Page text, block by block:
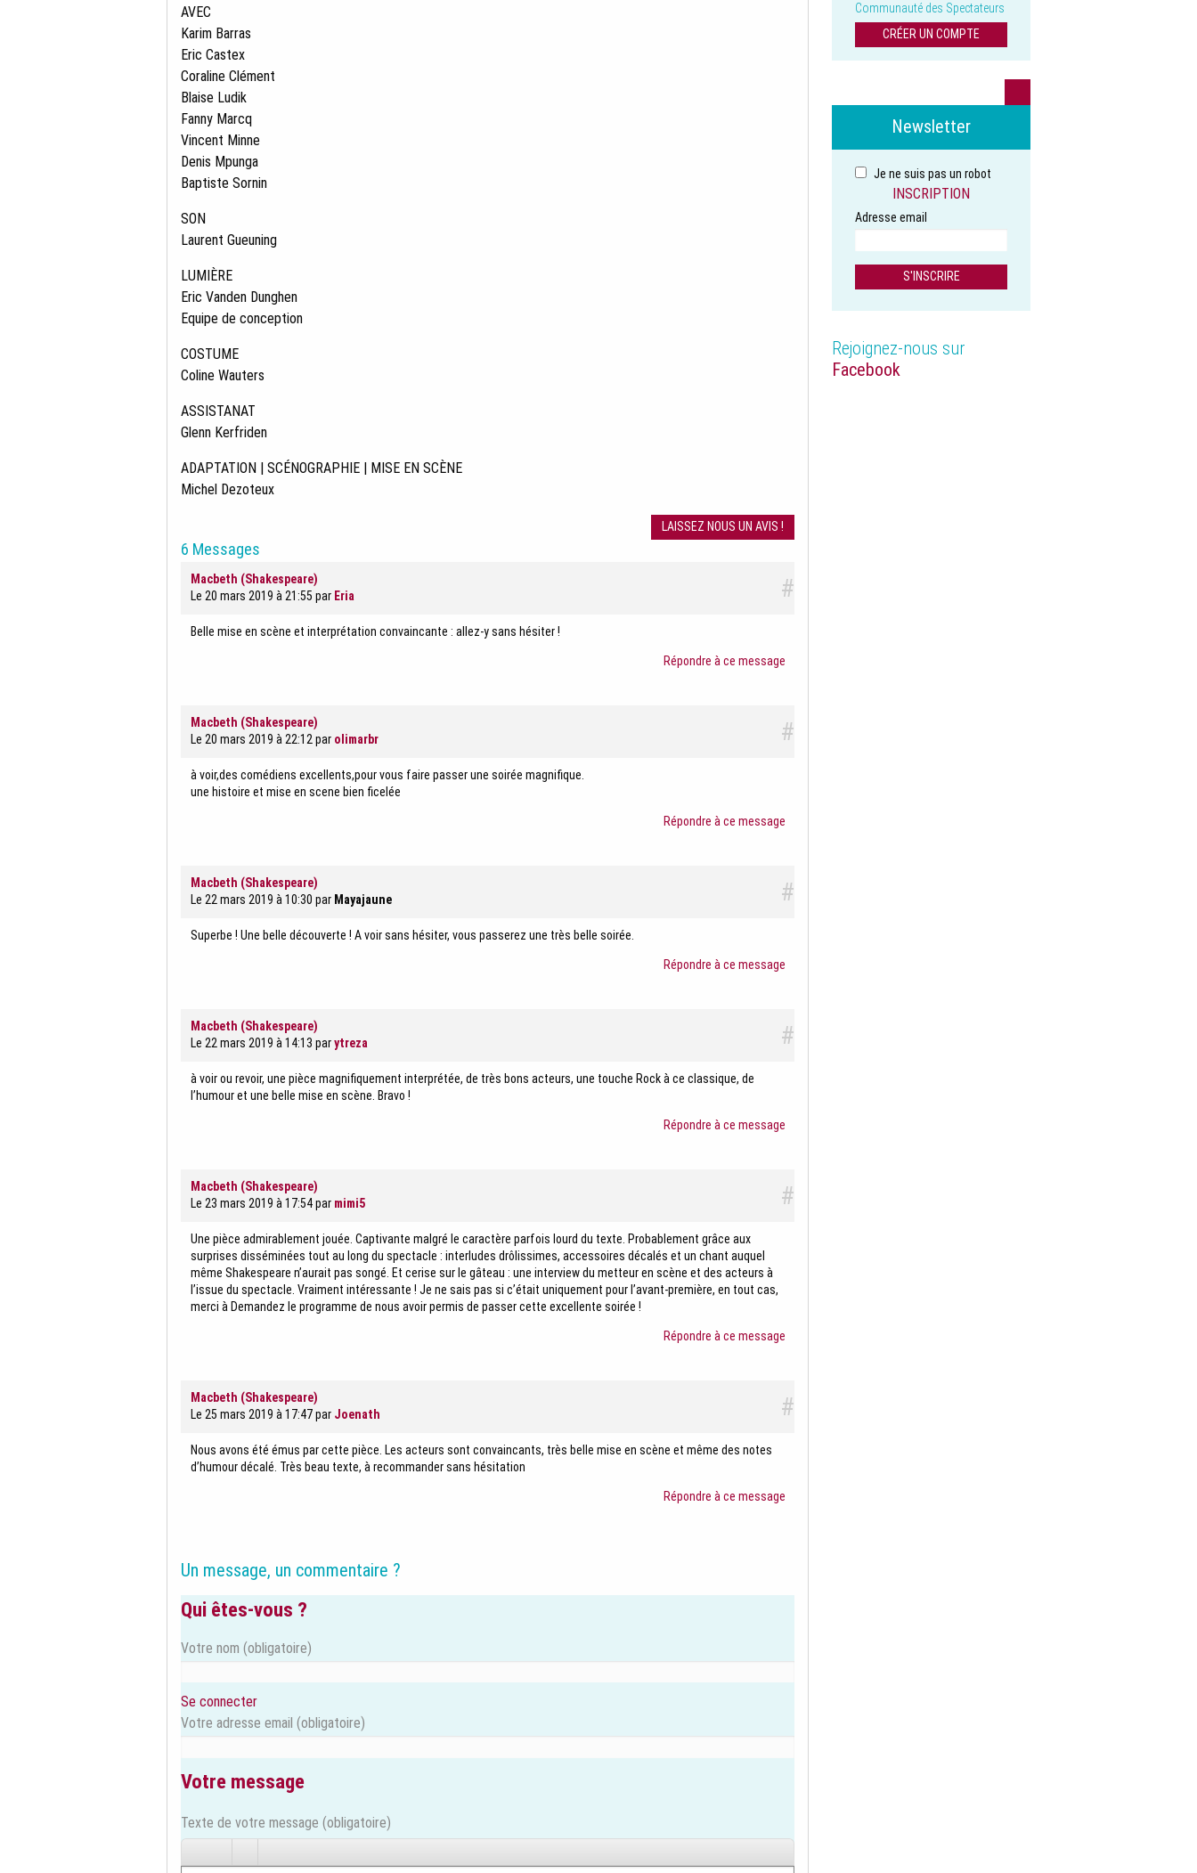
AVEC
Karim Barras
Eric Castex
Coraline Clément
Blaise Ludik
Fanny Marcq
Vincent Minne
Denis Mpunga
Baptiste Sornin
SON
Laurent Gueuning
LUMIÈRE
Eric Vanden Dunghen
Equipe de conception
COSTUME
Coline Wauters
ASSISTANAT
Glenn Kerfriden
ADAPTATION | SCÉNOGRAPHIE | MISE EN SCÈNE
Michel Dezoteux
LAISSEZ NOUS UN AVIS !
6 Messages
#
Macbeth (Shakespeare)
Le 20 mars 2019 à 21:55 par Eria
Belle mise en scène et interprétation convaincante : allez-y sans hésiter !
Répondre à ce message
#
Macbeth (Shakespeare)
Le 20 mars 2019 à 22:12par olimarbr
à voir,des comédiens excellents,pour vous faire passer une soirée magnifique.
une histoire et mise en scene bien ficelée
Répondre à ce message
#
Macbeth (Shakespeare)
Le 22 mars 2019 à 10:30 par Mayajaune
Superbe ! Une belle découverte ! A voir sans hésiter, vous passerez une très belle soirée.
Répondre à ce message
#
Macbeth (Shakespeare)
Le 22 mars 2019 à 14:13 parytreza
à voir ou revoir, une pièce magnifiquement interprétée, de très bons acteurs, une touche Rock à ce classique, de
l’humour et une belle mise en scène. Bravo !
Répondre à ce message
#
Macbeth (Shakespeare)
Le 23 mars 2019 à 17:54par mimi5
Une pièce admirablement jouée. Captivante malgré le caractère parfois lourd du texte. Probablement grâce aux
surprises disséminées tout au long du spectacle : interludes drôlissimes, accessoires décalés et un chant auquel
même Shakespeare n’aurait pas songé. Et cerise sur le gâteau : une interview du metteur en scène et des acteurs à
l’issue du spectacle. Vraiment intéressante ! Je ne sais pas si c’était uniquement pour l’avant-première, en tout cas,
merci à Demandez le programme de nous avoir permis de passer cette excellente soirée !
Répondre à ce message
#
Macbeth (Shakespeare)
Le 25 mars 2019 à 17:47par Joenath
Nous avons été émus par cette pièce. Les acteurs sont convaincants, très belle mise en scène et même des notes
d’humour décalé. Très beau texte, à recommander sans hésitation
Répondre à ce message
Un message, un commentaire ?
Qui êtes-vous ?
Votre nom (obligatoire)
Se connecter
Votre adresse email (obligatoire)
Votre message
Texte de votre message (obligatoire)
Communauté des Spectateurs
CRÉER UN COMPTE
Newsletter
Je ne suis pas un robot
INSCRIPTION
Adresse email
Rejoignez-nous sur
Facebook